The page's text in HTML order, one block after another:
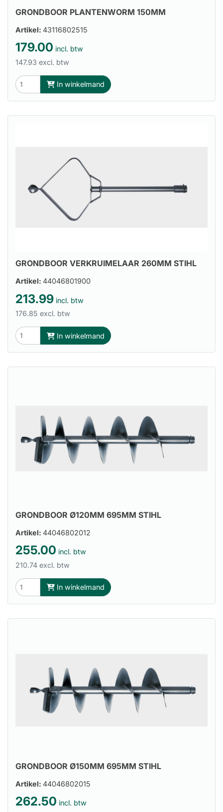
GRONDBOOR PLANTENWORM 150MM
Artikel: 43116802515
179.00 incl. btw
147.93 excl. btw
In winkelmand
GRONDBOOR VERKRUIMELAAR 260MM STIHL
Artikel: 44046801900
213.99 incl. btw
176.85 excl. btw
In winkelmand
GRONDBOOR Ø120MM 695MM STIHL
Artikel: 44046802012
255.00 incl. btw
210.74 excl. btw
In winkelmand
GRONDBOOR Ø150MM 695MM STIHL
Artikel: 44046802015
262.50 incl. btw